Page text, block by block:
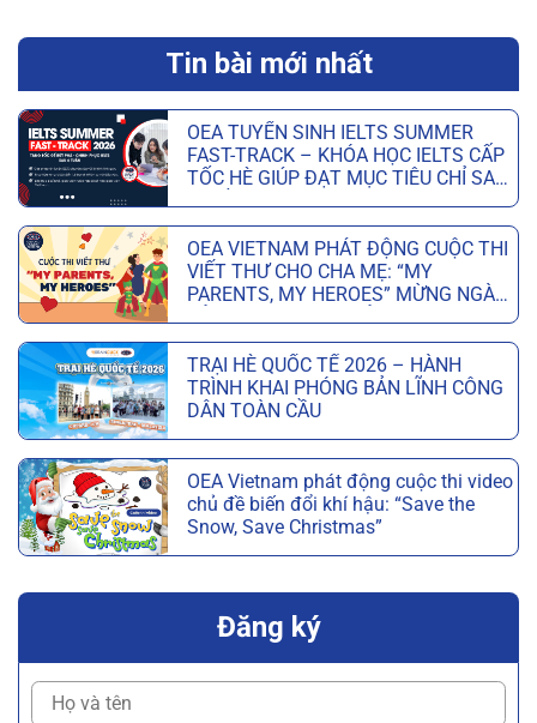
Tin bài mới nhất
OEA TUYỂN SINH IELTS SUMMER
FAST-TRACK – KHÓA HỌC IELTS CẤP
TỐC HÈ GIÚP ĐẠT MỤC TIÊU CHỈ SAU
6 TUẦN
OEA VIETNAM PHÁT ĐỘNG CUỘC THI
VIẾT THƯ CHO CHA MẸ: “MY
PARENTS, MY HEROES” MỪNG NGÀY
CỦA CHA VÀ NGÀY CỦA MẸ
TRẠI HÈ QUỐC TẾ 2026 – HÀNH
TRÌNH KHAI PHÓNG BẢN LĨNH CÔNG
DÂN TOÀN CẦU
OEA Vietnam phát động cuộc thi video
chủ đề biến đổi khí hậu: “Save the
Snow, Save Christmas”
Đăng ký